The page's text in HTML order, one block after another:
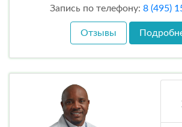
Запись по телефону: 8 (495)
Отзывы